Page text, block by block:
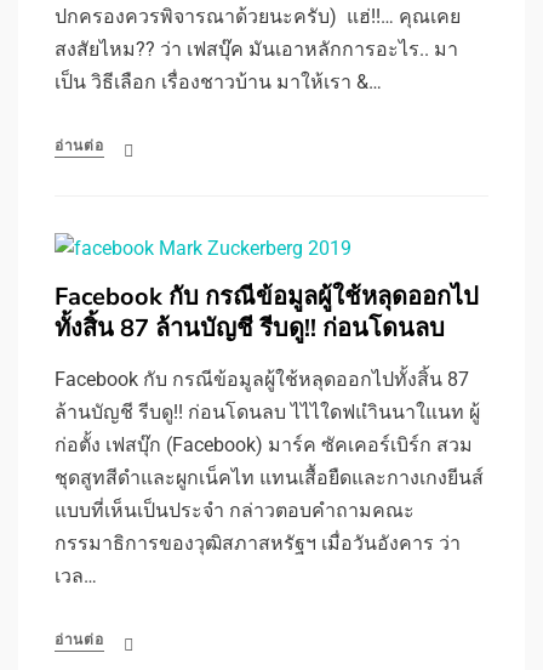
ปกครองควรพิจารณาด้วยนะครับ) แฮ่!!… คุณเคย
สงสัยไหม?? ว่า เฟสบุ๊ค มันเอาหลักการอะไร.. มา
เป็น วิธีเลือก เรื่องชาวบ้าน มาให้เรา &…
อ่านต่อ
Facebook กับ กรณีข้อมูลผู้ใช้หลุดออกไป
ทั้งสิ้น 87 ล้านบัญชี รีบดู!! ก่อนโดนลบ
Facebook กับ กรณีข้อมูลผู้ใช้หลุดออกไปทั้งสิ้น 87
ล้านบัญชี รีบดู!! ก่อนโดนลบ ไไไใดฟแำินนาใแนท ผู้
ก่อตั้ง เฟสบุ๊ก (Facebook) มาร์ค ซัคเคอร์เบิร์ก สวม
ชุดสูทสีดำและผูกเน็คไท แทนเสื้อยืดและกางเกงยีนส์
แบบที่เห็นเป็นประจำ กล่าวตอบคำถามคณะ
กรรมาธิการของวุฒิสภาสหรัฐฯ เมื่อวันอังคาร ว่า
เวล…
อ่านต่อ